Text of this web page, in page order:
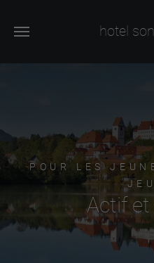
hotel
POUR LES
Actif et